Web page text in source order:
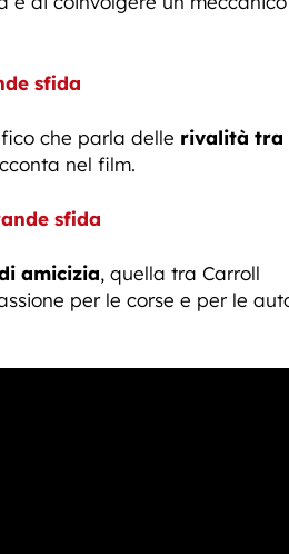
sfida
che parla delle rivalità tra
nel film.
sfida
amicizia, quella tra Carroll
per le corse e per le